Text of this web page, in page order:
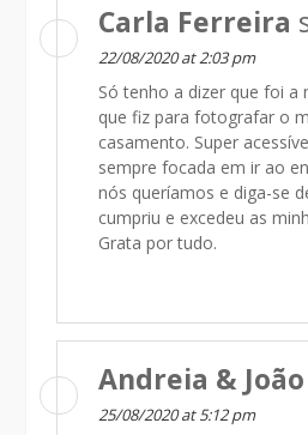
Carla Ferreira
22/08/2020 at 2:03 pm
Só tenho a dizer que foi a
que fiz para fotografar o
casamento. Super
sempre focada em ir ao
nós queríamos e diga-se
cumpriu e excedeu as
Grata por tudo.
Andreia & João
25/08/2020 at 5:12 pm